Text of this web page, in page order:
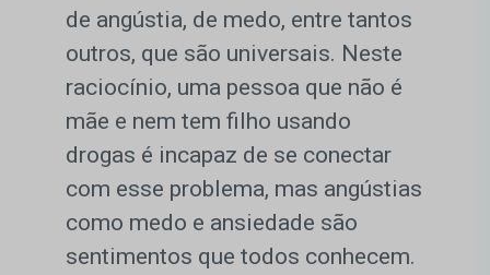
de angústia, de medo, entre tantos
outros, que são universais. Neste
raciocínio, uma pessoa que não é
mãe e nem tem filho usando
drogas é incapaz de se conectar
com esse problema, mas angústias
como medo e ansiedade são
sentimentos que todos conhecem.